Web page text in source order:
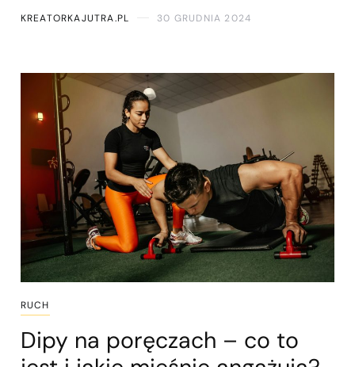
KREATORKAJUTRA.PL 30 GRUDNIA 2024
RUCH
Dipy na poręczach – co to